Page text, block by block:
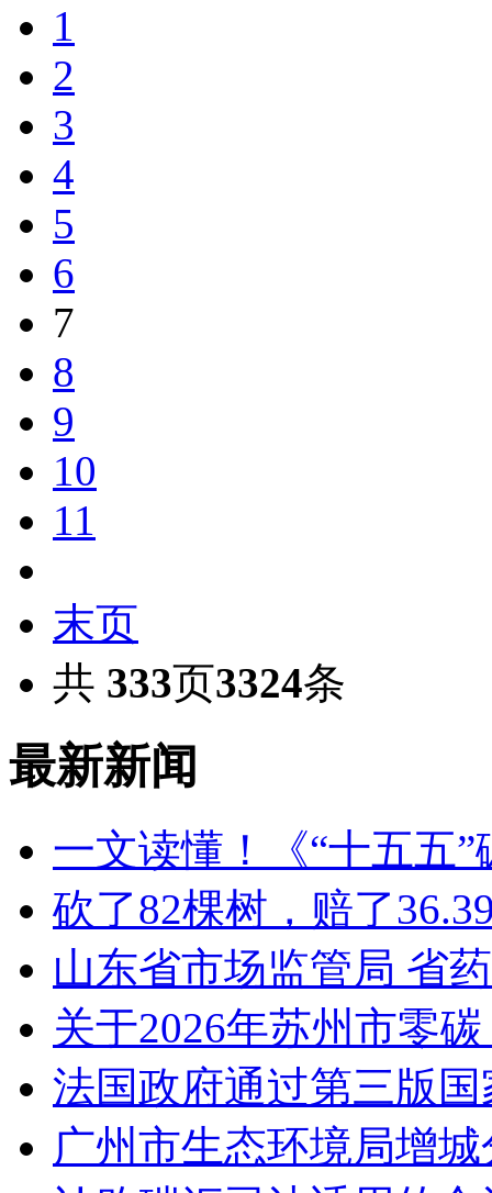
1
2
3
4
5
6
7
8
9
10
11
末页
共 333页3324条
最新新闻
一文读懂！《“十五五
砍了82棵树，赔了
山东省市场监管局 省
关于2026年苏州市零
法国政府通过第三版
广州市生态环境局增